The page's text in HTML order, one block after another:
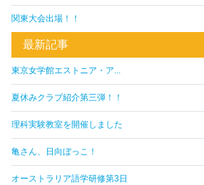
関東大会出場！！
最新記事
東京女学館エストニア・ア...
夏休みクラブ紹介第三弾！！
理科実験教室を開催しました
亀さん、日向ぼっこ！
オーストラリア語学研修第3日